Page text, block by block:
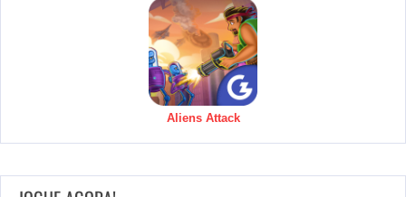
Aliens Attack